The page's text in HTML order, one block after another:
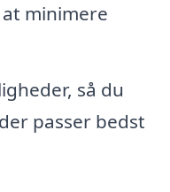
minimere
så du
passer bedst